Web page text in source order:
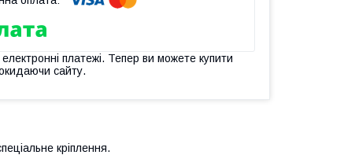
електронні платежі. Тепер ви можете купити
сайту.
кріплення.